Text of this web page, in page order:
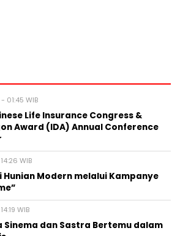
01:45 WIB
Life Insurance Congress &
Award (IDA) Annual Conference
WIB
Hunian Modern melalui Kampanye
WIB
Sinema dan Sastra Bertemu dalam